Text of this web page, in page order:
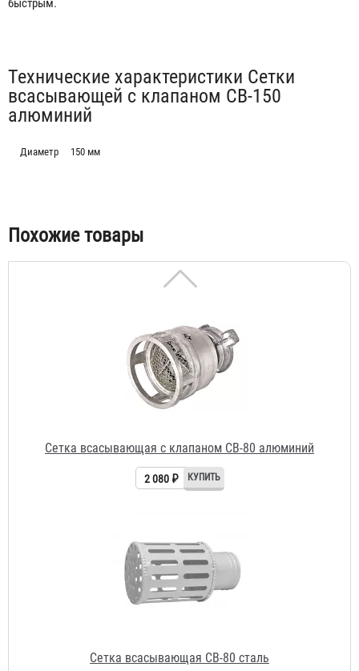
быстрым.
Табы
Технические характеристики Сетки
всасывающей с клапаном СВ-150
алюминий
Диаметр 150 мм
Похожие товары
Сетка всасывающая СВ-100 с клапаном алюминий
Сетка всасывающая с клапаном СВ-80 алюминий
2 080 ₽
Сетка всасывающая СВ-80 сталь
598 ₽